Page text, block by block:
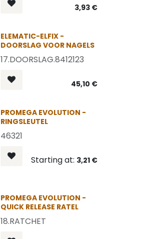
3,93€
OP = OP
ELEMATIC-ELFIX -
DOORSLAG VOOR NAGELS
17.DOORSLAG.8412123
45,10 €
OP = OP
PROMEGA EVOLUTION -
RINGSLEUTEL
46321
Starting at: 3,21€
OP = OP
PROMEGA EVOLUTION -
QUICK RELEASE RATEL
18.RATCHET